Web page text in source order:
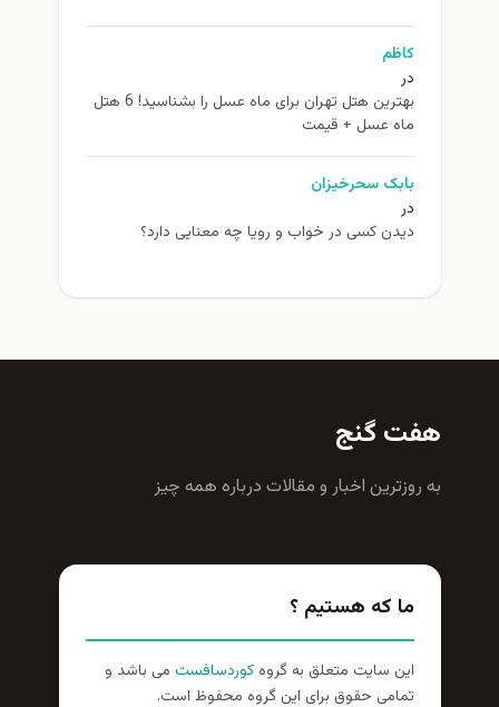
کاظم
در
بهترین هتل تهران برای ماه عسل را بشناسید! 6 هتل
ماه عسل + قیمت
بابک سحرخیزان
در
دیدن کسی در خواب و رویا چه معنایی دارد؟
هفت گنج
به روزترين اخبار و مقالات درباره همه چيز
ما که هستیم ؟
این سایت متعلق به گروهکوردسافست می باشد و
تمامی حقوق برای این گروه محفوظ است.